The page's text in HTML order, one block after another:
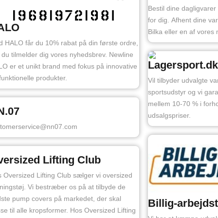
HALO får du 10% rabat på din første ordre,
tilmelder dig vores nyhedsbrev. Newline
er et unikt brand med fokus på innovative
produkter.
Lifting Club
Oversized Lifting Club sælger vi oversized
Vi bestræber os på at tilbyde de
pump covers på markedet, der skal
til alle kropsformer. Hos Oversized Lifting
Bestil dine
for dig. Afhent dine
Bilka eller en af vores
Lagersport.dk
Vil tilbyder udvalgte
sportsudstyr og vi
mellem 10-70 % i
udsalgspriser.
Billig-